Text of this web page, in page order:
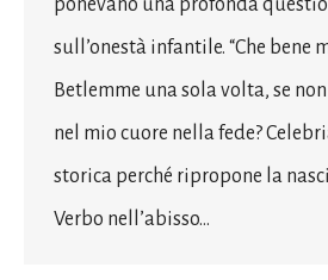
sull’onestà infantile. “Che bene
Betlemme una sola volta, se
nel mio cuore nella fede?
storica perché ripropone la
Verbo nell’abisso…